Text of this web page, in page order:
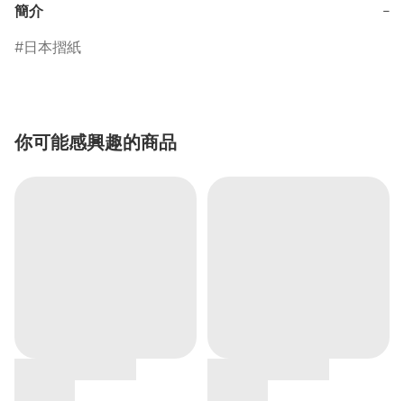
簡介
−
日本摺紙
你可能感興趣的商品